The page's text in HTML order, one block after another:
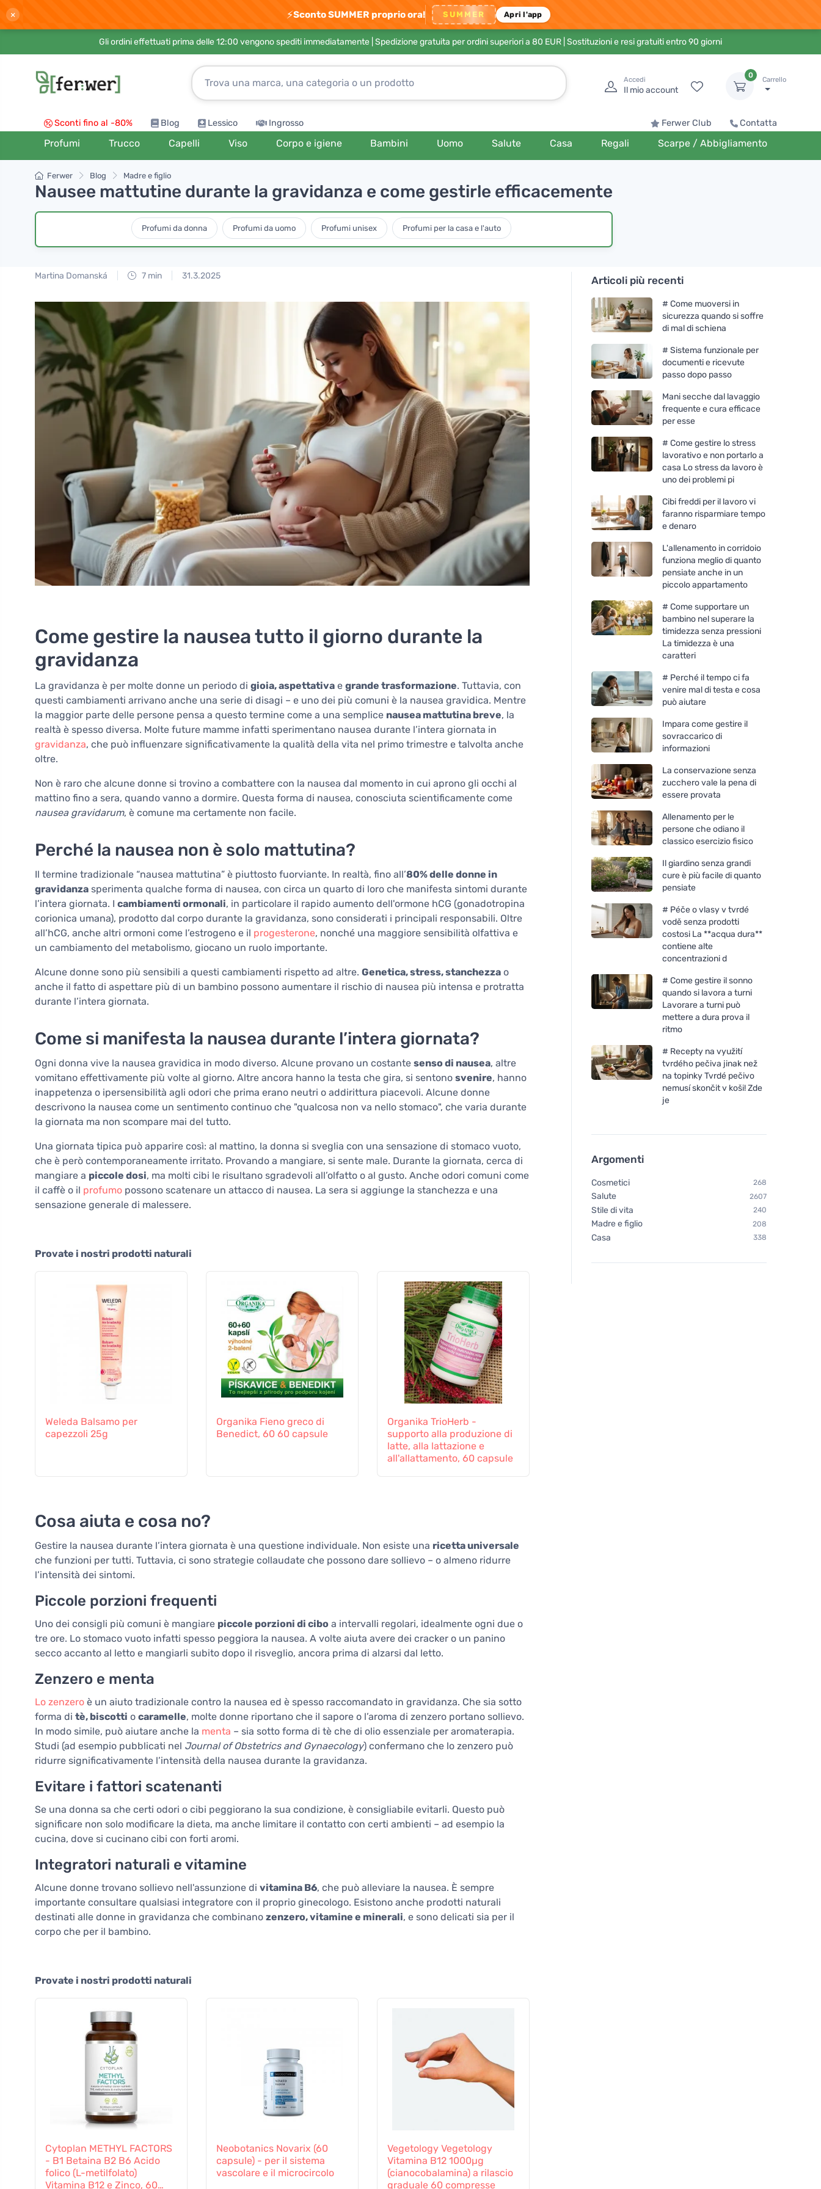
× ⚡Sconto SUMMER proprio ora! SUMMER Apri l'app
Gli ordini effettuati prima delle 12:00 vengono spediti immediatamente | Spedizione gratuita per ordini superiori a 80 EUR | Sostituzioni e resi gratuiti entro 90 giorni
Accedi
Il mio account
0
Carrello
Sconti fino al -80% Blog Lessico Ingrosso Ferwer Club Contatta
Profumi Trucco Capelli Viso Corpo e igiene Bambini Uomo Salute Casa Regali Scarpe / Abbigliamento
Ferwer Blog Madre e figlio
Nausee mattutine durante la gravidanza e come gestirle efficacemente
Profumi da donna Profumi da uomo Profumi unisex Profumi per la casa e l'auto
Martina Domanská 7 min 31.3.2025
Come gestire la nausea tutto il giorno durante la
gravidanza
La gravidanza è per molte donne un periodo di gioia, aspettativa e grande trasformazione. Tuttavia, con
questi cambiamenti arrivano anche una serie di disagi – e uno dei più comuni è la nausea gravidica. Mentre
la maggior parte delle persone pensa a questo termine come a una semplice nausea mattutina breve, la
realtà è spesso diversa. Molte future mamme infatti sperimentano nausea durante l’intera giornata in
gravidanza, che può influenzare significativamente la qualità della vita nel primo trimestre e talvolta anche
oltre.
Non è raro che alcune donne si trovino a combattere con la nausea dal momento in cui aprono gli occhi al
mattino fino a sera, quando vanno a dormire. Questa forma di nausea, conosciuta scientificamente come
nausea gravidarum, è comune ma certamente non facile.
Perché la nausea non è solo mattutina?
Il termine tradizionale “nausea mattutina” è piuttosto fuorviante. In realtà, fino all’80% delle donne in
gravidanza sperimenta qualche forma di nausea, con circa un quarto di loro che manifesta sintomi durante
l’intera giornata. I cambiamenti ormonali, in particolare il rapido aumento dell'ormone hCG (gonadotropina
corionica umana), prodotto dal corpo durante la gravidanza, sono considerati i principali responsabili. Oltre
all’hCG, anche altri ormoni come l’estrogeno e il progesterone, nonché una maggiore sensibilità olfattiva e
un cambiamento del metabolismo, giocano un ruolo importante.
Alcune donne sono più sensibili a questi cambiamenti rispetto ad altre. Genetica, stress, stanchezza o
anche il fatto di aspettare più di un bambino possono aumentare il rischio di nausea più intensa e protratta
durante l’intera giornata.
Come si manifesta la nausea durante l’intera giornata?
Ogni donna vive la nausea gravidica in modo diverso. Alcune provano un costante senso di nausea, altre
vomitano effettivamente più volte al giorno. Altre ancora hanno la testa che gira, si sentono svenire, hanno
inappetenza o ipersensibilità agli odori che prima erano neutri o addirittura piacevoli. Alcune donne
descrivono la nausea come un sentimento continuo che "qualcosa non va nello stomaco", che varia durante
la giornata ma non scompare mai del tutto.
Una giornata tipica può apparire così: al mattino, la donna si sveglia con una sensazione di stomaco vuoto,
che è però contemporaneamente irritato. Provando a mangiare, si sente male. Durante la giornata, cerca di
mangiare a piccole dosi, ma molti cibi le risultano sgradevoli all’olfatto o al gusto. Anche odori comuni come
il caffè o il profumo possono scatenare un attacco di nausea. La sera si aggiunge la stanchezza e una
sensazione generale di malessere.
Provate i nostri prodotti naturali
Weleda Balsamo per
capezzoli 25g
Organika Fieno greco di
Benedict, 60 60 capsule
Organika TrioHerb -
supporto alla produzione di
latte, alla lattazione e
all'allattamento, 60 capsule
Cosa aiuta e cosa no?
Gestire la nausea durante l’intera giornata è una questione individuale. Non esiste una ricetta universale
che funzioni per tutti. Tuttavia, ci sono strategie collaudate che possono dare sollievo – o almeno ridurre
l’intensità dei sintomi.
Piccole porzioni frequenti
Uno dei consigli più comuni è mangiare piccole porzioni di cibo a intervalli regolari, idealmente ogni due o
tre ore. Lo stomaco vuoto infatti spesso peggiora la nausea. A volte aiuta avere dei cracker o un panino
secco accanto al letto e mangiarli subito dopo il risveglio, ancora prima di alzarsi dal letto.
Zenzero e menta
Lo zenzero è un aiuto tradizionale contro la nausea ed è spesso raccomandato in gravidanza. Che sia sotto
forma di tè, biscotti o caramelle, molte donne riportano che il sapore o l’aroma di zenzero portano sollievo.
In modo simile, può aiutare anche la menta – sia sotto forma di tè che di olio essenziale per aromaterapia.
Studi (ad esempio pubblicati nel Journal of Obstetrics and Gynaecology) confermano che lo zenzero può
ridurre significativamente l’intensità della nausea durante la gravidanza.
Evitare i fattori scatenanti
Se una donna sa che certi odori o cibi peggiorano la sua condizione, è consigliabile evitarli. Questo può
significare non solo modificare la dieta, ma anche limitare il contatto con certi ambienti – ad esempio la
cucina, dove si cucinano cibi con forti aromi.
Integratori naturali e vitamine
Alcune donne trovano sollievo nell'assunzione di vitamina B6, che può alleviare la nausea. È sempre
importante consultare qualsiasi integratore con il proprio ginecologo. Esistono anche prodotti naturali
destinati alle donne in gravidanza che combinano zenzero, vitamine e minerali, e sono delicati sia per il
corpo che per il bambino.
Provate i nostri prodotti naturali
Cytoplan METHYL FACTORS
- B1 Betaina B2 B6 Acido
folico (L-metilfolato)
Vitamina B12 e Zinco, 60
Neobotanics Novarix (60
capsule) - per il sistema
vascolare e il microcircolo
Vegetology Vegetology
Vitamina B12 1000µg
(cianocobalamina) a rilascio
graduale 60 compresse
Articoli più recenti
# Come muoversi in
sicurezza quando si soffre
di mal di schiena
# Sistema funzionale per
documenti e ricevute
passo dopo passo
Mani secche dal lavaggio
frequente e cura efficace
per esse
# Come gestire lo stress
lavorativo e non portarlo a
casa Lo stress da lavoro è
uno dei problemi pi
Cibi freddi per il lavoro vi
faranno risparmiare tempo
e denaro
L'allenamento in corridoio
funziona meglio di quanto
pensiate anche in un
piccolo appartamento
# Come supportare un
bambino nel superare la
timidezza senza pressioni
La timidezza è una
caratteri
# Perché il tempo ci fa
venire mal di testa e cosa
può aiutare
Impara come gestire il
sovraccarico di
informazioni
La conservazione senza
zucchero vale la pena di
essere provata
Allenamento per le
persone che odiano il
classico esercizio fisico
Il giardino senza grandi
cure è più facile di quanto
pensiate
# Péče o vlasy v tvrdé
vodě senza prodotti
costosi La **acqua dura**
contiene alte
concentrazioni d
# Come gestire il sonno
quando si lavora a turni
Lavorare a turni può
mettere a dura prova il
ritmo
# Recepty na využití
tvrdého pečiva jinak než
na topinky Tvrdé pečivo
nemusí skončit v koši! Zde
je
Argomenti
Cosmetici 268
Salute 2607
Stile di vita 240
Madre e figlio 208
Casa 338